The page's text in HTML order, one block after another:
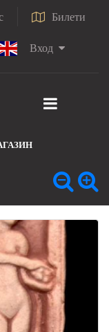
Билети
Вход